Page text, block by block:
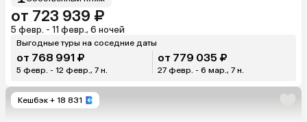
от 723 939 ₽
5 февр. - 11 февр., 6 ночей
Выгодные туры на соседние даты
от 768 991 ₽
5 февр. - 12 февр., 7 н.
от 779 035 ₽
27 февр. - 6 мар., 7 н.
Кешбэк + 18 831